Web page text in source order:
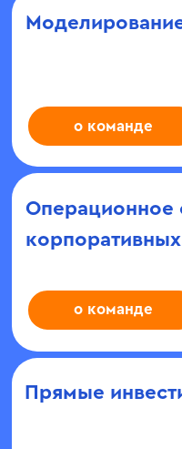
5 команда
1 команда
3 команда